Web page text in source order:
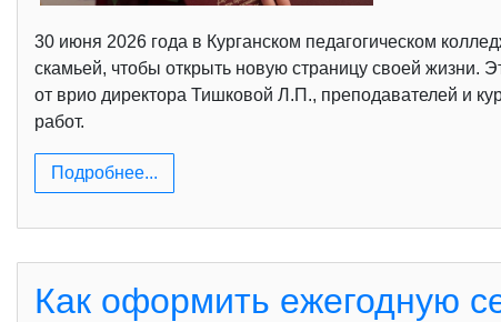
30 июня 2026 года в Курганском педагогическом
скамьей, чтобы открыть новую страницу своей жизни.
от врио директора Тишковой Л.П., преподавателей и
работ.
Подробнее...
Как оформить ежегодную